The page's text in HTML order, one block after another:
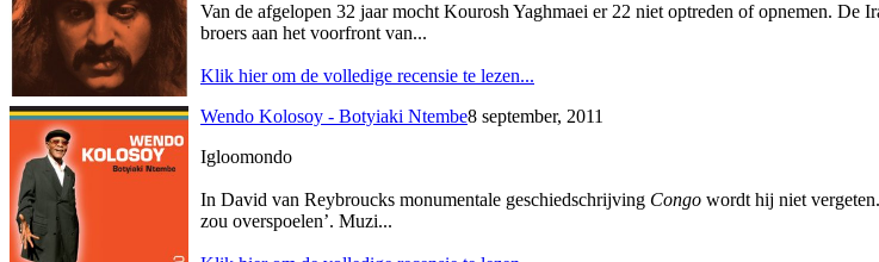
Van de afgelopen 32 jaar mocht Kourosh Yaghmaei er 22 niet optreden of opnemen. De
broers aan het voorfront van...
Klik hier om de volledige recensie te lezen...
Wendo Kolosoy - Botyiaki Ntembe8 september, 2011
Igloomondo
In David van Reybroucks monumentale geschiedschrijving Congo wordt hij niet
zou overspoelen’. Muzi...